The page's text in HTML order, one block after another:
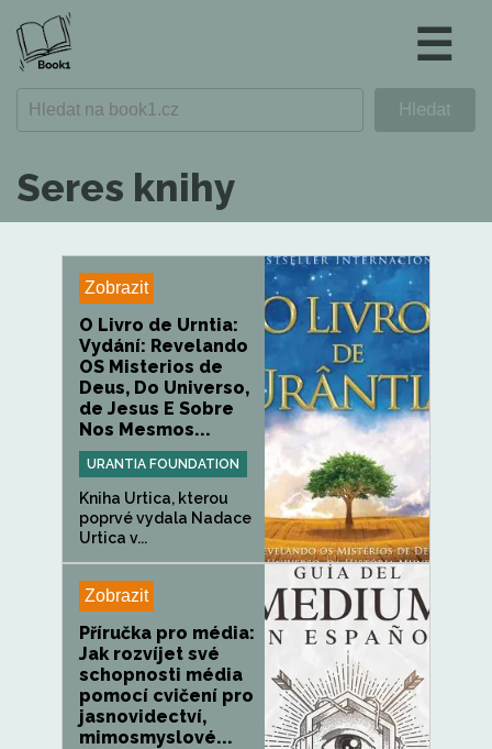
☰
Seres knihy
Zobrazit
O Livro de Urntia:
Vydání: Revelando
OS Misterios de
Deus, Do Universo,
de Jesus E Sobre
Nos Mesmos...
URANTIA FOUNDATION
Kniha Urtica, kterou
poprvé vydala Nadace
Urtica v...
Zobrazit
Příručka pro média:
Jak rozvíjet své
schopnosti média
pomocí cvičení pro
jasnovidectví,
mimosmyslové...